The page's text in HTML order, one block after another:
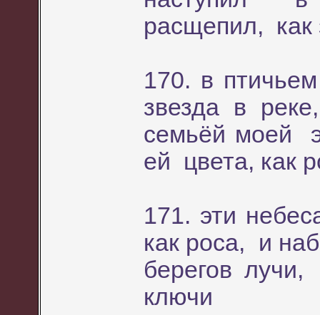
расщепил, как
170. в
звезда в
семьёй моей
ей цвета, как
171. эти
как роса, и
берегов
ключи